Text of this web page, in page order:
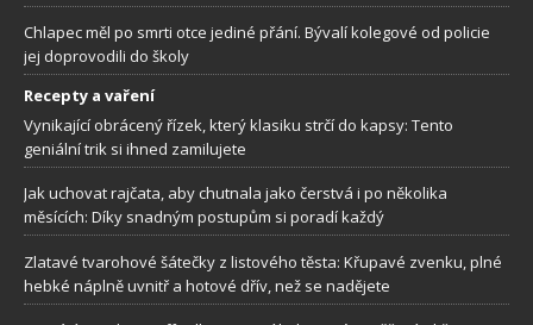
Chlapec měl po smrti otce jediné přání. Bývalí kolegové od policie
jej doprovodili do školy
Recepty a vaření
Vynikající obrácený řízek, který klasiku strčí do kapsy: Tento
geniální trik si ihned zamilujete
Jak uchovat rajčata, aby chutnala jako čerstvá i po několika
měsících: Díky snadným postupům si poradí každý
Zlatavé tvarohové šátečky z listového těsta: Křupavé zvenku, plné
hebké náplně uvnitř a hotové dřív, než se nadějete